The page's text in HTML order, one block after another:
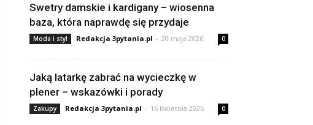
Swetry damskie i kardigany – wiosenna
baza, która naprawdę się przydaje
Moda i styl Redakcja 3pytania.pl - 20 maja 2026 0
Jaką latarkę zabrać na wycieczkę w
plener – wskazówki i porady
Zakupy Redakcja 3pytania.pl - 16 kwietnia 2026 0